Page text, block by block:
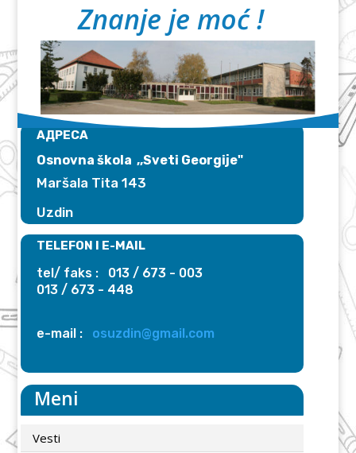
Znanje je moć !
АДРЕСА
Osnovna škola ,,Sveti Georgije"
Maršala Tita 143
Uzdin
TELEFON I E-MAIL
tel/ faks : 013 / 673 - 003
013 / 673 - 448
e-mail : osuzdin@gmail.com
Meni
Vesti